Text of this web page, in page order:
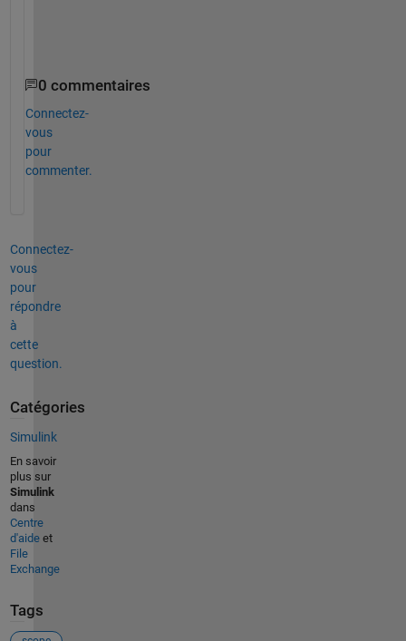
0 commentaires
Connectez-
vous
pour
commenter.
Connectez-
vous
pour
répondre
à
cette
question.
Catégories
Simulink
En savoir
plus sur
Simulink
dans
Centre
d'aideet
File
Exchange
Tags